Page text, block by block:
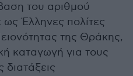
του αριθμού
ως Έλληνες πολίτες
της Θράκης,
καταγωγή για τους
διατάξεις